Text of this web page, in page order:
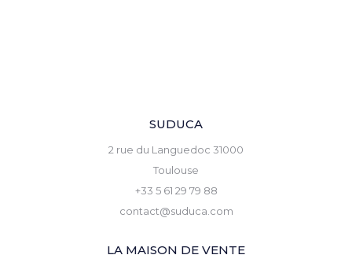
SUDUCA
2 rue du Languedoc 31000
Toulouse
+33 5 61 29 79 88
contact@suduca.com
LA MAISON DE VENTE